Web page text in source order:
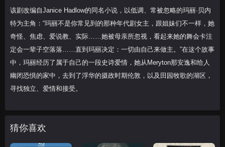
该剧改编自Janice Hadlow的同名小说，以低调、常被忽略的玛丽·贝内
特为主角：“玛丽不是你常见到的那种年代剧女主，跟姐妹们不一样，她
奇怪、焦虑、爱说教、实际……她被母亲所忽视，看起来她的舞会卡注
定会一辈子空落落……直到玛丽决定：一切由自己来做主。”在这个故事
中，玛丽经历了属于自己的一段史诗爱情，她从Meryton那安逸和给人
幽闭恐惧的家中，去到了浮华的摄政时期伦敦，以及田园牧歌的湖区，
寻找独立、爱情和接受。
猜你喜欢